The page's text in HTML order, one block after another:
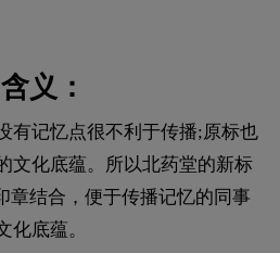
义：
有记忆点很不利于传播;原标也
文化底蕴。所以北药堂的新标
章结合，便于传播记忆的同事
化底蕴。